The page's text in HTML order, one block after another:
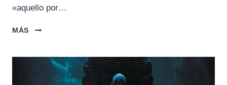
«aquello por…
MÁS
SVETAKETU
PADRE
UDDALAKA
(CHANDOGYA